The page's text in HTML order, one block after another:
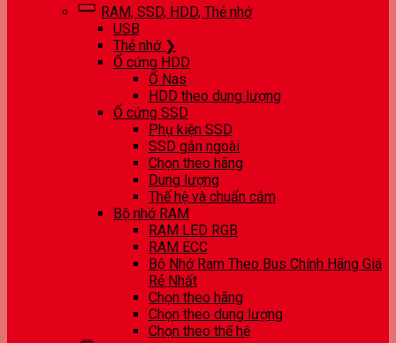
RAM, SSD, HDD, Thẻ nhớ
USB
Thẻ nhớ ❯
Ổ cứng HDD
Ổ Nas
HDD theo dung lượng
Ổ cứng SSD
Phụ kiện SSD
SSD gắn ngoài
Chọn theo hãng
Dung lượng
Thế hệ và chuẩn cắm
Bộ nhớ RAM
RAM LED RGB
RAM ECC
Bộ Nhớ Ram Theo Bus Chính Hãng Giá
Rẻ Nhất
Chọn theo hãng
Chọn theo dung lượng
Chọn theo thế hệ